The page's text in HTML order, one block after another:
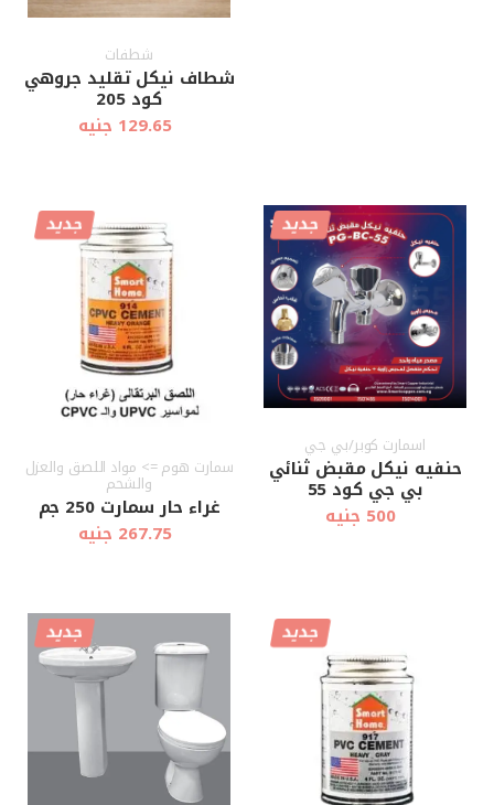
أضف إلى
العربة عرض سريع
شطفات
شطاف نيكل تقليد جروهي
كود 205
129.65 جنيه
أضف إلى
العربة عرض سريع
جديد
اسمارت كوبر/بي جي
حنفيه نيكل مقبض ثنائي
بي جي كود 55
500 جنيه
العربة عرض سريع
جديد
سمارت هوم => مواد اللصق والعزل
والشحم
غراء حار سمارت 250 جم
267.75 جنيه
أضف إلى
العربة عرض سريع
جديد جديد